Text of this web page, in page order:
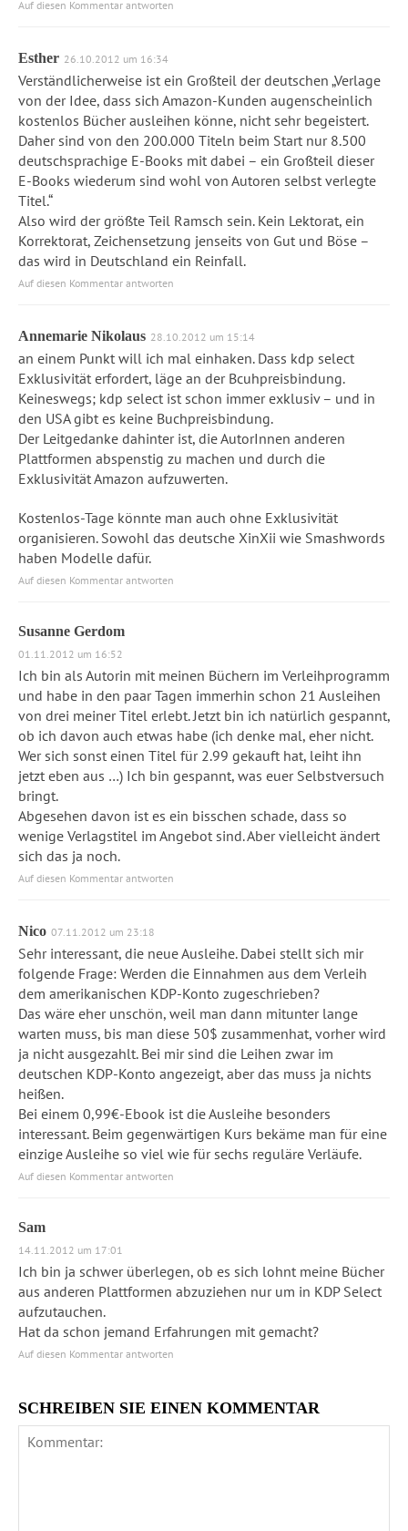
Auf diesen Kommentar antworten
Esther 26.10.2012 um 16:34
Verständlicherweise ist ein Großteil der deutschen „Verlage
von der Idee, dass sich Amazon-Kunden augenscheinlich
kostenlos Bücher ausleihen könne, nicht sehr begeistert.
Daher sind von den 200.000 Titeln beim Start nur 8.500
deutschsprachige E-Books mit dabei – ein Großteil dieser
E-Books wiederum sind wohl von Autoren selbst verlegte
Titel.“
Also wird der größte Teil Ramsch sein. Kein Lektorat, ein
Korrektorat, Zeichensetzung jenseits von Gut und Böse –
das wird in Deutschland ein Reinfall.
Auf diesen Kommentar antworten
Annemarie Nikolaus 28.10.2012 um 15:14
an einem Punkt will ich mal einhaken. Dass kdp select
Exklusivität erfordert, läge an der Bcuhpreisbindung.
Keineswegs; kdp select ist schon immer exklusiv – und in
den USA gibt es keine Buchpreisbindung.
Der Leitgedanke dahinter ist, die AutorInnen anderen
Plattformen abspenstig zu machen und durch die
Exklusivität Amazon aufzuwerten.
Kostenlos-Tage könnte man auch ohne Exklusivität
organisieren. Sowohl das deutsche XinXii wie Smashwords
haben Modelle dafür.
Auf diesen Kommentar antworten
Susanne Gerdom
01.11.2012 um 16:52
Ich bin als Autorin mit meinen Büchern im Verleihprogramm
und habe in den paar Tagen immerhin schon 21 Ausleihen
von drei meiner Titel erlebt. Jetzt bin ich natürlich gespannt,
ob ich davon auch etwas habe (ich denke mal, eher nicht.
Wer sich sonst einen Titel für 2.99 gekauft hat, leiht ihn
jetzt eben aus …) Ich bin gespannt, was euer Selbstversuch
bringt.
Abgesehen davon ist es ein bisschen schade, dass so
wenige Verlagstitel im Angebot sind. Aber vielleicht ändert
sich das ja noch.
Auf diesen Kommentar antworten
Nico 07.11.2012 um 23:18
Sehr interessant, die neue Ausleihe. Dabei stellt sich mir
folgende Frage: Werden die Einnahmen aus dem Verleih
dem amerikanischen KDP-Konto zugeschrieben?
Das wäre eher unschön, weil man dann mitunter lange
warten muss, bis man diese 50$ zusammenhat, vorher wird
ja nicht ausgezahlt. Bei mir sind die Leihen zwar im
deutschen KDP-Konto angezeigt, aber das muss ja nichts
heißen.
Bei einem 0,99€-Ebook ist die Ausleihe besonders
interessant. Beim gegenwärtigen Kurs bekäme man für eine
einzige Ausleihe so viel wie für sechs reguläre Verläufe.
Auf diesen Kommentar antworten
Sam
14.11.2012 um 17:01
Ich bin ja schwer überlegen, ob es sich lohnt meine Bücher
aus anderen Plattformen abzuziehen nur um in KDP Select
aufzutauchen.
Hat da schon jemand Erfahrungen mit gemacht?
Auf diesen Kommentar antworten
SCHREIBEN SIE EINEN KOMMENTAR